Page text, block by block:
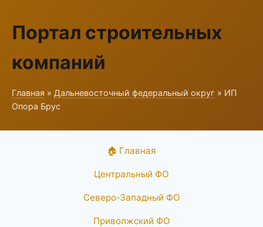
Портал строительных
компаний
Главная » Дальневосточный федеральный округ » ИП
Опора Брус
🏠 Главная
Центральный ФО
Северо-Западный ФО
Приволжский ФО